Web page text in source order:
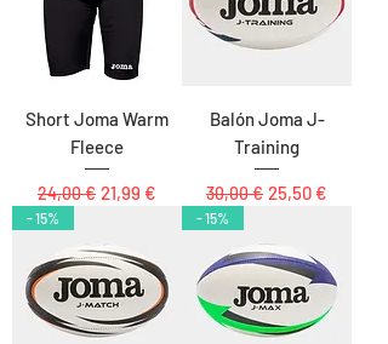
Short Joma Warm
Fleece
Precio
24,00 € Precio de oferta
21,99 €
Balón Joma J-
Training
Precio
30,00 € Precio de oferta
25,50 €
- 15% - 15%